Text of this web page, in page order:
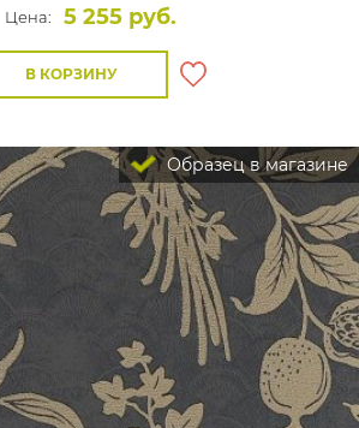
Цена:
5 255 руб.
В КОРЗИНУ
Образец в магазине